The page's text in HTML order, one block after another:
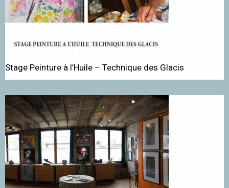
Stage Peinture à l’Huile – Technique des Glacis